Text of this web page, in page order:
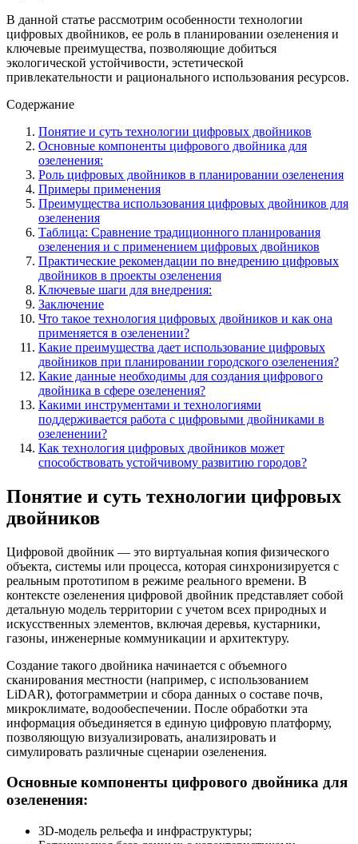
В данной статье рассмотрим особенности технологии
цифровых двойников, ее роль в планировании озеленения и
ключевые преимущества, позволяющие добиться
экологической устойчивости, эстетической
привлекательности и рационального использования ресурсов.
Содержание
Понятие и суть технологии цифровых двойников
Основные компоненты цифрового двойника для
озеленения:
Роль цифровых двойников в планировании озеленения
Примеры применения
Преимущества использования цифровых двойников для
озеленения
Таблица: Сравнение традиционного планирования
озеленения и с применением цифровых двойников
Практические рекомендации по внедрению цифровых
двойников в проекты озеленения
Ключевые шаги для внедрения:
Заключение
Что такое технология цифровых двойников и как она
применяется в озеленении?
Какие преимущества дает использование цифровых
двойников при планировании городского озеленения?
Какие данные необходимы для создания цифрового
двойника в сфере озеленения?
Какими инструментами и технологиями
поддерживается работа с цифровыми двойниками в
озеленении?
Как технология цифровых двойников может
способствовать устойчивому развитию городов?
Понятие и суть технологии цифровых
двойников
Цифровой двойник — это виртуальная копия физического
объекта, системы или процесса, которая синхронизируется с
реальным прототипом в режиме реального времени. В
контексте озеленения цифровой двойник представляет собой
детальную модель территории с учетом всех природных и
искусственных элементов, включая деревья, кустарники,
газоны, инженерные коммуникации и архитектуру.
Создание такого двойника начинается с объемного
сканирования местности (например, с использованием
LiDAR), фотограмметрии и сбора данных о составе почв,
микроклимате, водообеспечении. После обработки эта
информация объединяется в единую цифровую платформу,
позволяющую визуализировать, анализировать и
симулировать различные сценарии озеленения.
Основные компоненты цифрового двойника для
озеленения:
3D-модель рельефа и инфраструктуры;